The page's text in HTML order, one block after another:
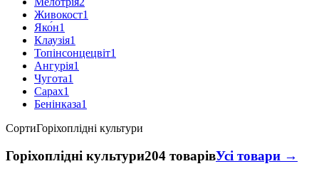
Живокост1
Яко́н1
Клаузія1
Топінсонцецвіт1
Ангурія1
Чугота1
Сарах1
Бенінказа1
СортиГоріхоплідні культури
Горіхоплідні культури204 товарівУсі товари →